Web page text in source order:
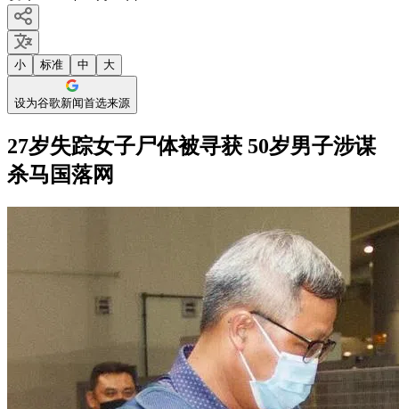
小 标准 中 大
设为谷歌新闻首选来源
27岁失踪女子尸体被寻获 50岁男子涉谋
杀马国落网